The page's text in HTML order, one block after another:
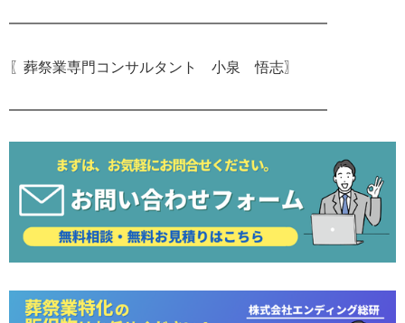
━━━━━━━━━━━━━━━━━━━━━━
〖葬祭業専門コンサルタント 小泉 悟志〗
━━━━━━━━━━━━━━━━━━━━━━